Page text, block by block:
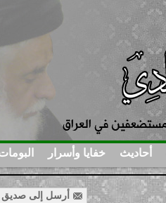
أحاديث خفايا وأسرار
أرسل إلى صديق